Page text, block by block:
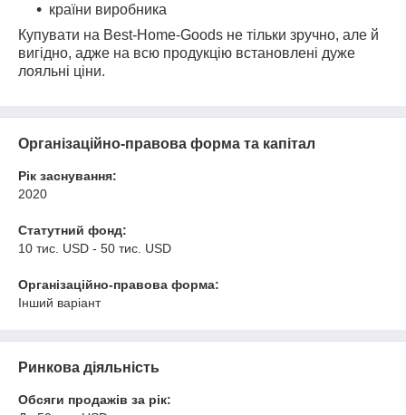
країни виробника
Купувати на Best-Home-Goods не тільки зручно, але й
вигідно, адже на всю продукцію встановлені дуже
лояльні ціни.
Організаційно-правова форма та капітал
Рік заснування:
2020
Статутний фонд:
10 тис. USD - 50 тис. USD
Організаційно-правова форма:
Інший варіант
Ринкова діяльність
Обсяги продажів за рік: